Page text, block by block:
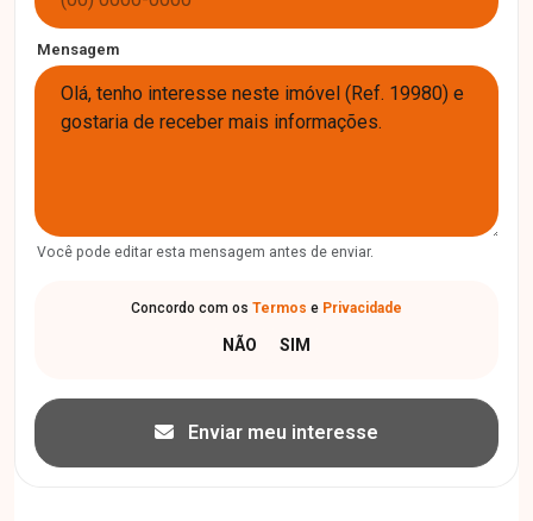
Mensagem
Você pode editar esta mensagem antes de enviar.
Concordo com os Termos e Privacidade
Enviar meu interesse